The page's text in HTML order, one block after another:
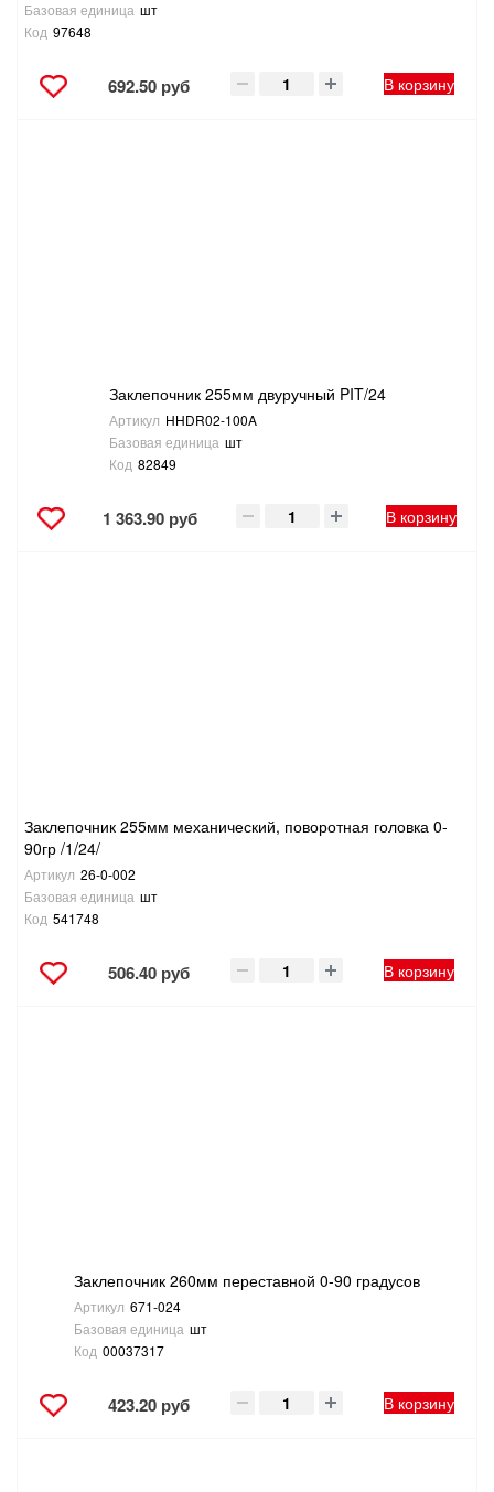
Базовая единица шт
Код 97648
692.50 руб В корзину
Заклепочник 255мм двуручный PIT/24
Артикул HHDR02-100A
Базовая единица шт
Код 82849
1 363.90 руб В корзину
Заклепочник 255мм механический, поворотная головка 0-
90гр /1/24/
Артикул 26-0-002
Базовая единица шт
Код 541748
506.40 руб В корзину
Заклепочник 260мм переставной 0-90 градусов
Артикул 671-024
Базовая единица шт
Код 00037317
423.20 руб В корзину